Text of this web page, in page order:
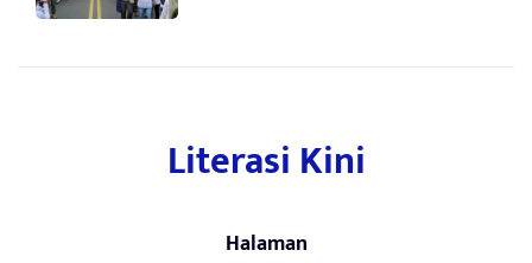
Literasi Kini
Halaman